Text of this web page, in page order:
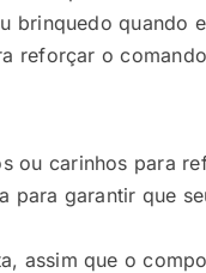
brinquedo quando
reforçar o
ou carinhos para
garantir que
assim que o